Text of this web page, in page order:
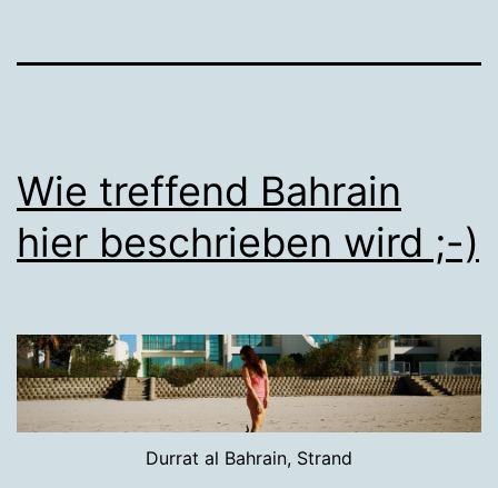
Wie treffend Bahrain
hier beschrieben wird ;-)
Durrat al Bahrain, Strand